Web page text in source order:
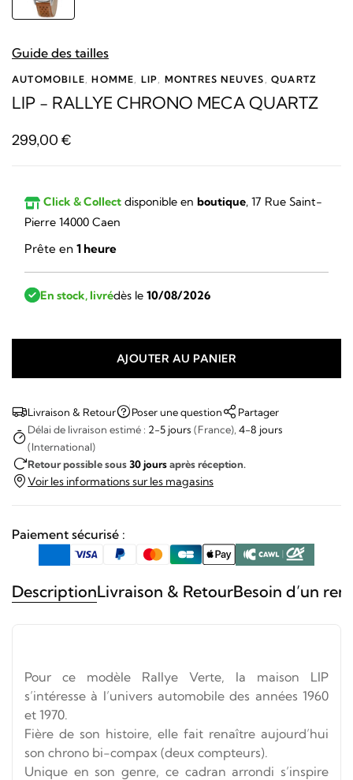
Guide des tailles
AUTOMOBILE ,HOMME LIP MONTRES NEUVES ,QUARTZ
LIP - RALLYE CHRONO MECA QUARTZ
299,00 €
Click & Collect disponible en boutique, 17 Rue Saint-
Pierre 14000 Caen
Prête en 1 heure
En stock, livrédès le 10/08/2026
LIP
-
RALLYE
CHRONO
MECA
AJOUTER AU PANIER
Livraison & Retour Poser une question
Partager
Délai de livraison estimé : 2-5 jours (France), 4-8 jours
(International)
Retour possible sous30 joursaprès réception.
Voir les informations sur les magasins
Paiement sécurisé :
DescriptionLivraison & RetourBesoin d’un
Pour ce modèle Rallye Verte, la maison LIP
s’intéresse à l’univers automobile des années 1960
et 1970.
Fière de son histoire, elle fait renaître aujourd’hui
son chrono bi-compax (deux compteurs).
Unique en son genre, ce cadran arrondi s’inspire